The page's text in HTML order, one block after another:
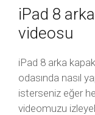
iPad 8
videosu
iPad 8 arka
odasında nasıl
isterseniz eğer
videomuzu